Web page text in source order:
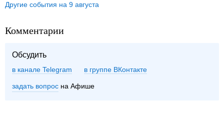
Другие события на 9 августа
Комментарии
Обсудить
в канале Telegram группе ВКонтакте
задать вопрос на Афише